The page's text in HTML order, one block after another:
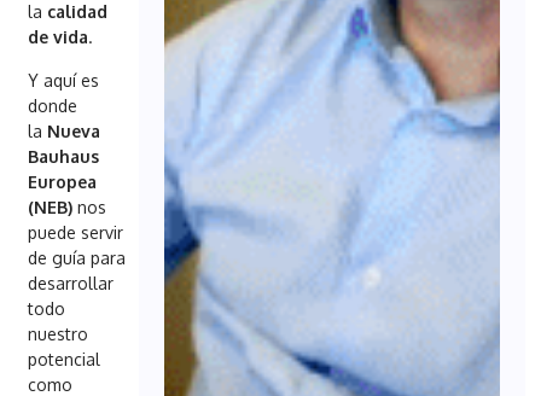
la calidad
de vida.
Y aquí es
donde
la Nueva
Bauhaus
Europea
(NEB) nos
puede servir
de guía para
desarrollar
todo
nuestro
potencial
como